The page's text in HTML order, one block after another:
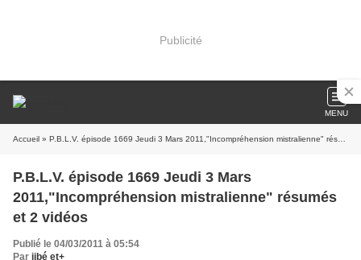
Publicité
MENU
Accueil » P.B.L.V. épisode 1669 Jeudi 3 Mars 2011,"Incompréhension mistralienne" résumés et 2 vidéos
P.B.L.V. épisode 1669 Jeudi 3 Mars
2011,"Incompréhension mistralienne" résumés
et 2 vidéos
Publié le 04/03/2011 à 05:54
Par jibé et+